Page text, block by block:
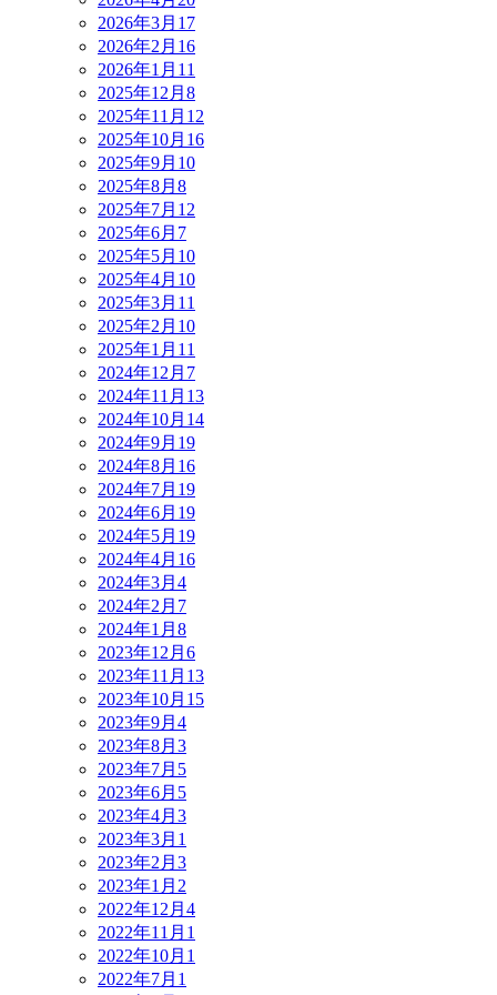
2026年3月 17
2026年2月 16
2026年1月 11
2025年12月 8
2025年11月 12
2025年10月 16
2025年9月 10
2025年8月 8
2025年7月 12
2025年6月 7
2025年5月 10
2025年4月 10
2025年3月 11
2025年2月 10
2025年1月 11
2024年12月 7
2024年11月 13
2024年10月 14
2024年9月 19
2024年8月 16
2024年7月 19
2024年6月 19
2024年5月 19
2024年4月 16
2024年3月 4
2024年2月 7
2024年1月 8
2023年12月 6
2023年11月 13
2023年10月 15
2023年9月 4
2023年8月 3
2023年7月 5
2023年6月 5
2023年4月 3
2023年3月 1
2023年2月 3
2023年1月 2
2022年12月 4
2022年11月 1
2022年10月 1
2022年7月 1